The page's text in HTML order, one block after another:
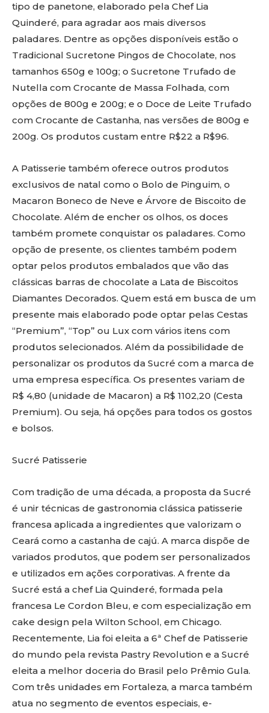
tipo de panetone, elaborado pela Chef Lia
Quinderé, para agradar aos mais diversos
paladares. Dentre as opções disponíveis estão o
Tradicional Sucretone Pingos de Chocolate, nos
tamanhos 650g e 100g; o Sucretone Trufado de
Nutella com Crocante de Massa Folhada, com
opções de 800g e 200g; e o Doce de Leite Trufado
com Crocante de Castanha, nas versões de 800g e
200g. Os produtos custam entre R$22 a R$96.
A Patisserie também oferece outros produtos
exclusivos de natal como o Bolo de Pinguim, o
Macaron Boneco de Neve e Árvore de Biscoito de
Chocolate. Além de encher os olhos, os doces
também promete conquistar os paladares. Como
opção de presente, os clientes também podem
optar pelos produtos embalados que vão das
clássicas barras de chocolate a Lata de Biscoitos
Diamantes Decorados. Quem está em busca de um
presente mais elaborado pode optar pelas Cestas
“Premium”, “Top” ou Lux com vários itens com
produtos selecionados. Além da possibilidade de
personalizar os produtos da Sucré com a marca de
uma empresa específica. Os presentes variam de
R$ 4,80 (unidade de Macaron) a R$ 1102,20 (Cesta
Premium). Ou seja, há opções para todos os gostos
e bolsos.
Sucré Patisserie
Com tradição de uma década, a proposta da Sucré
é unir técnicas de gastronomia clássica patisserie
francesa aplicada a ingredientes que valorizam o
Ceará como a castanha de cajú. A marca dispõe de
variados produtos, que podem ser personalizados
e utilizados em ações corporativas. A frente da
Sucré está a chef Lia Quinderé, formada pela
francesa Le Cordon Bleu, e com especialização em
cake design pela Wilton School, em Chicago.
Recentemente, Lia foi eleita a 6ª Chef de Patisserie
do mundo pela revista Pastry Revolution e a Sucré
eleita a melhor doceria do Brasil pelo Prêmio Gula.
Com três unidades em Fortaleza, a marca também
atua no segmento de eventos especiais, e-